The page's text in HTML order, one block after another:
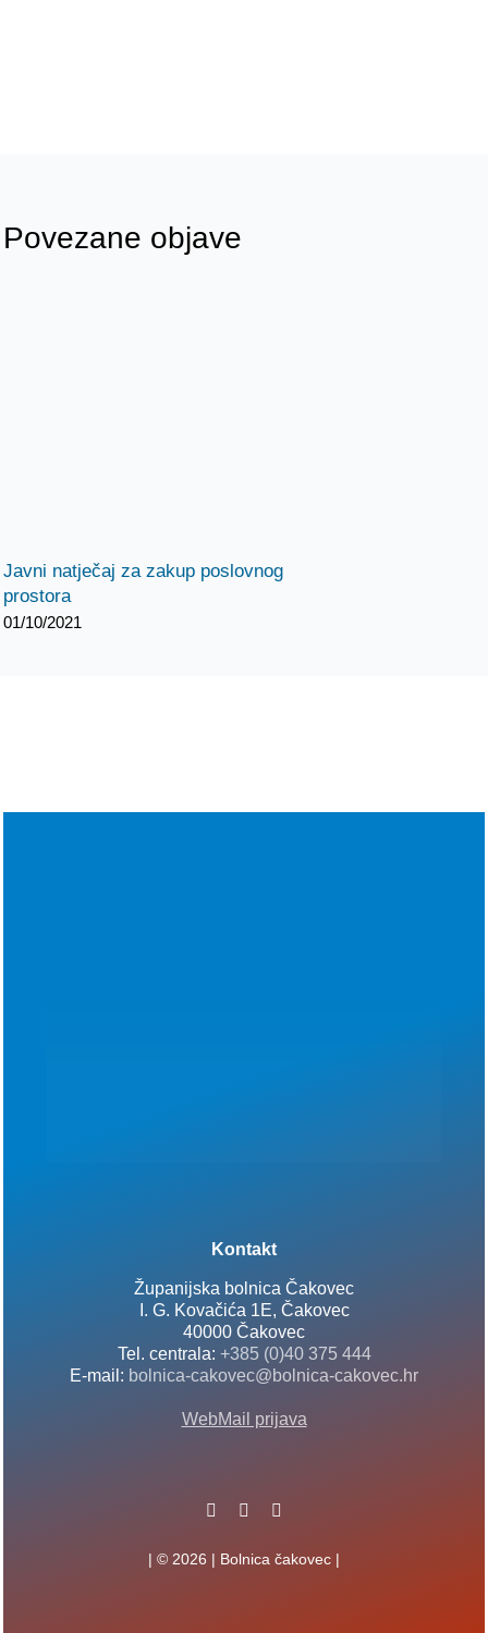
Povezane objave
Javni natječaj za zakup poslovnog
prostora
01/10/2021
Kontakt
Županijska bolnica Čakovec
I. G. Kovačića 1E, Čakovec
40000 Čakovec
Tel. centrala: +385 (0)40 375 444
E-mail: bolnica-cakovec@bolnica-cakovec.hr
WebMail prijava
| © 2026 | Bolnica čakovec |